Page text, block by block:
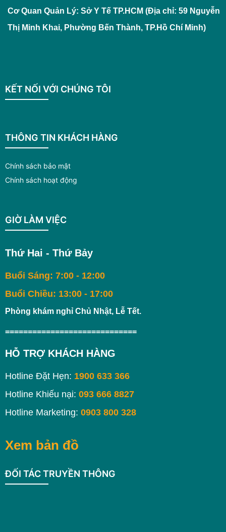
Cơ Quan Quản Lý: Sở Y Tế TP.HCM (Địa chỉ: 59 Nguyễn
Thị Minh Khai, Phường Bến Thành, TP.Hồ Chí Minh)
KẾT NỐI VỚI CHÚNG TÔI
THÔNG TIN KHÁCH HÀNG
Chính sách bảo mật
Chính sách hoạt động
GIỜ LÀM VIỆC
Thứ Hai - Thứ Bảy
Buổi Sáng: 7:00 - 12:00
Buổi Chiều: 13:00 - 17:00
Phòng khám nghỉ Chủ Nhật, Lễ Tết.
=============================
HỖ TRỢ KHÁCH HÀNG
Hotline Đặt Hẹn: 1900 633 366
Hotline Khiếu nại: 093 666 8827
Hotline Marketing: 0903 800 328
Xem bản đồ
ĐỐI TÁC TRUYỀN THÔNG